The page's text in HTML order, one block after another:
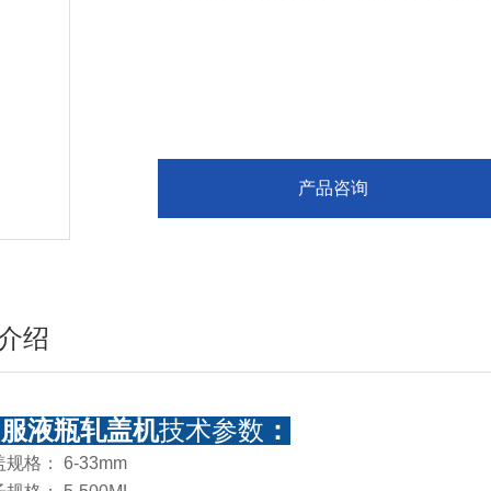
产品咨询
绍
液瓶轧盖机技术参数 ：
规格： 6-33mm